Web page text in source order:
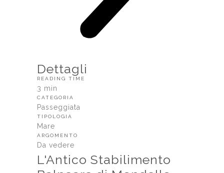
Dettagli
READING TIME
3 min
CATEGORIA
Passeggiata
TIPOLOGIA
Mare
ARGOMENTO
Da vedere
L'Antico Stabilimento